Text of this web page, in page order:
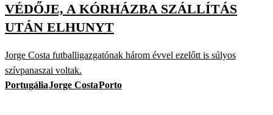
VÉDŐJE, A KÓRHÁZBA SZÁLLÍTÁS
UTÁN ELHUNYT
Jorge Costa futballigazgatónak három évvel ezelőtt is súlyos
szívpanaszai voltak.
PortugáliaJorge CostaPorto